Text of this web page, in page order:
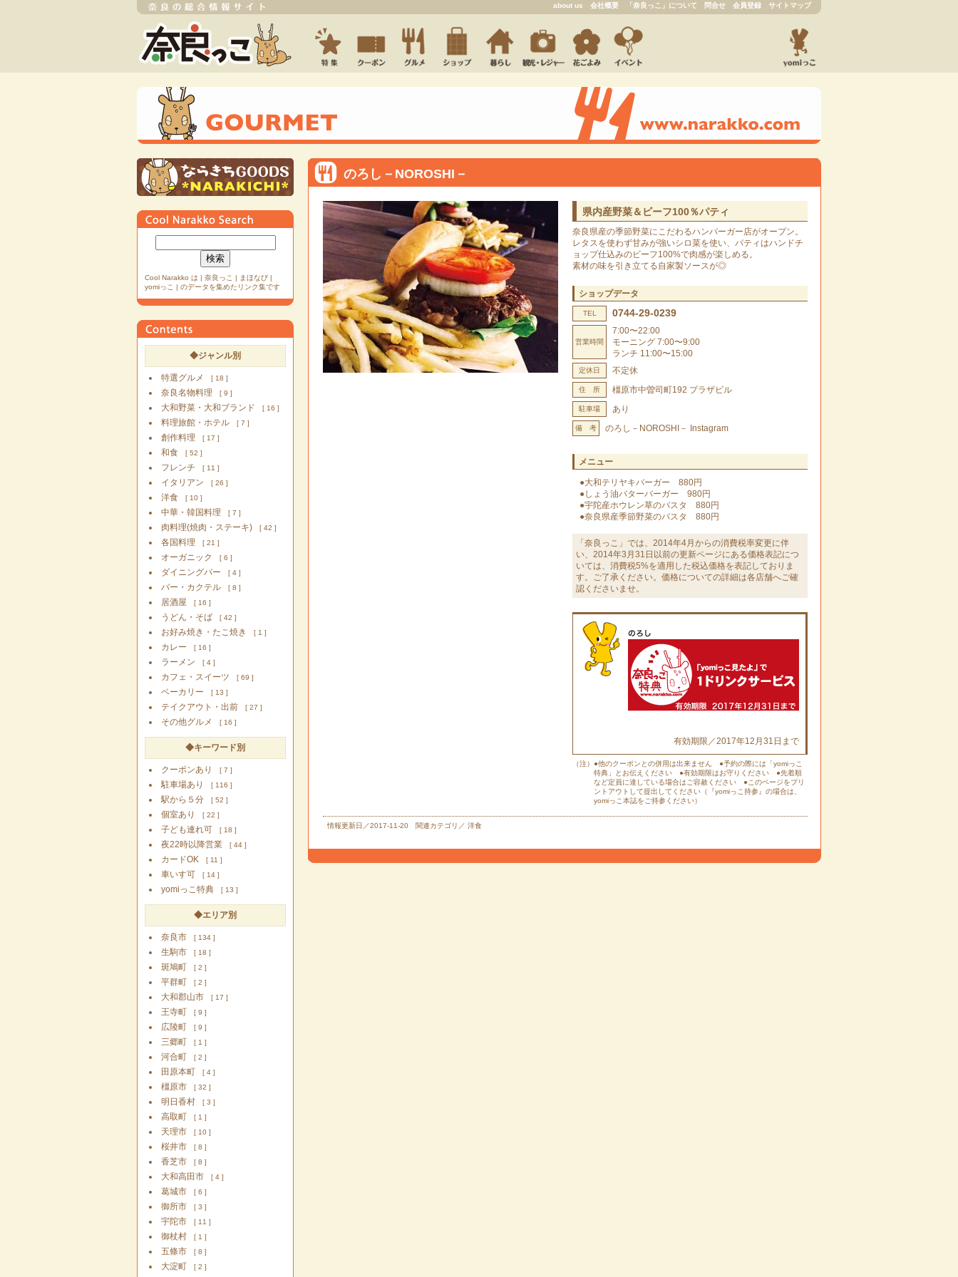
about us 会社概要 「奈良っこ」について 問合せ 会員登録 サイトマップ
Cool Narakko は | 奈良っこ | まほなび |
yomiっこ | のデータを集めたリンク集です
◆ジャンル別
特選グルメ [ 18 ]
奈良名物料理 [ 9 ]
大和野菜・大和ブランド [ 16 ]
料理旅館・ホテル [ 7 ]
創作料理 [ 17 ]
和食 [ 52 ]
フレンチ [ 11 ]
イタリアン [ 26 ]
洋食 [ 10 ]
中華・韓国料理 [ 7 ]
肉料理(焼肉・ステーキ) [ 42 ]
各国料理 [ 21 ]
オーガニック [ 6 ]
ダイニングバー [ 4 ]
バー・カクテル [ 8 ]
居酒屋 [ 16 ]
うどん・そば [ 42 ]
お好み焼き・たこ焼き [ 1 ]
カレー [ 16 ]
ラーメン [ 4 ]
カフェ・スイーツ [ 69 ]
ベーカリー [ 13 ]
テイクアウト・出前 [ 27 ]
その他グルメ [ 16 ]
◆キーワード別
クーポンあり [ 7 ]
駐車場あり [ 116 ]
駅から５分 [ 52 ]
個室あり [ 22 ]
子ども連れ可 [ 18 ]
夜22時以降営業 [ 44 ]
カードOK [ 11 ]
車いす可 [ 14 ]
yomiっこ特典 [ 13 ]
◆エリア別
奈良市 [ 134 ]
生駒市 [ 18 ]
斑鳩町 [ 2 ]
平群町 [ 2 ]
大和郡山市 [ 17 ]
王寺町 [ 9 ]
広陵町 [ 9 ]
三郷町 [ 1 ]
河合町 [ 2 ]
田原本町 [ 4 ]
橿原市 [ 32 ]
明日香村 [ 3 ]
高取町 [ 1 ]
天理市 [ 10 ]
桜井市 [ 8 ]
香芝市 [ 8 ]
大和高田市 [ 4 ]
葛城市 [ 6 ]
御所市 [ 3 ]
宇陀市 [ 11 ]
御杖村 [ 1 ]
五條市 [ 8 ]
大淀町 [ 2 ]
のろし－NOROSHI－
県内産野菜＆ビーフ100％パティ
奈良県産の季節野菜にこだわるハンバーガー店がオープン。
レタスを使わず甘みが強いシロ菜を使い、パティはハンドチ
ョップ仕込みのビーフ100%で肉感が楽しめる。
素材の味を引き立てる自家製ソースが◎
ショップデータ
TEL 0744-29-0239
営業時間
7:00〜22:00
モーニング 7:00〜9:00
ランチ 11:00〜15:00
定休日 不定休
住 所 橿原市中曽司町192 プラザビル
駐車場 あり
備 考 のろし－NOROSHI－ Instagram
メニュー
●大和テリヤキバーガー 880円
●しょう油バターバーガー 980円
●宇陀産ホウレン草のパスタ 880円
●奈良県産季節野菜のパスタ 880円
「奈良っこ」では、2014年4月からの消費税率変更に伴
い、2014年3月31日以前の更新ページにある価格表記につ
いては、消費税5%を適用した税込価格を表記しておりま
す。ご了承ください。価格についての詳細は各店舗へご確
認くださいませ。
有効期限／2017年12月31日まで
（注） ●他のクーポンとの併用は出来ません ●予約の際には「yomiっこ
特典」とお伝えください ●有効期限はお守りください ●先着順
など定員に達している場合はご容赦ください ●このページをプリ
ントアウトして提出してください（『yomiっこ持参』の場合は、
yomiっこ本誌をご持参ください）
情報更新日／2017-11-20 関連カテゴリ／ 洋食